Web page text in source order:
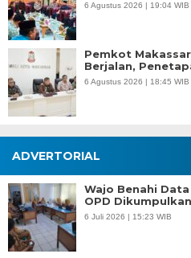
6 Agustus 2026 | 19:04 WIB
Pemkot
Berjalan,
6 Agustus 2026 | 18:45 WIB
ADVERTORIAL
Wajo Benahi
OPD
6 Juli 2026 | 15:23 WIB